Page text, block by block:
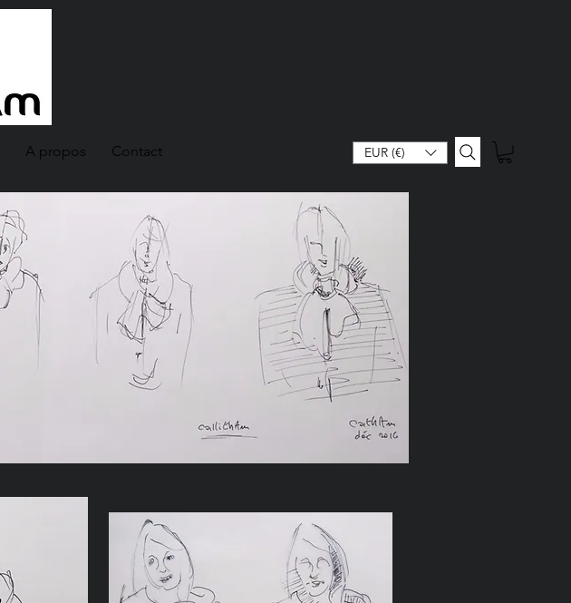
A propos Contact EUR (€)